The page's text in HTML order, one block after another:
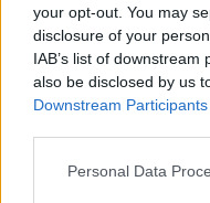
your opt-out. You may
disclosure of your
IAB’s list of
also be disclosed by us
Downstream Participants
Personal Data